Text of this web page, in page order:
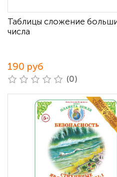
Таблицы сложение
числа
190 руб
(0)